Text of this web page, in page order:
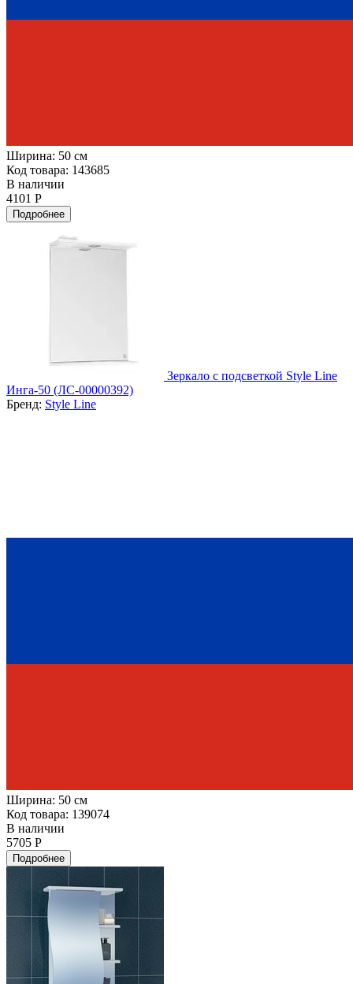
Ширина: 50 см
Код товара: 143685
В наличии
4101 Р
Подробнее
Зеркало с подсветкой Style Line
Инга-50 (ЛС-00000392)
Бренд: Style Line
Ширина: 50 см
Код товара: 139074
В наличии
5705 Р
Подробнее